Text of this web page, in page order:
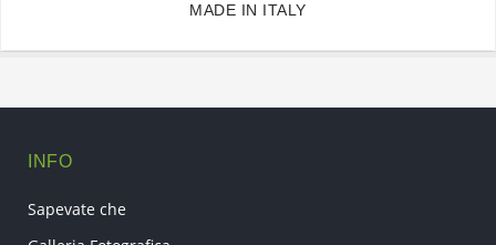
MADE IN ITALY
INFO
Sapevate che